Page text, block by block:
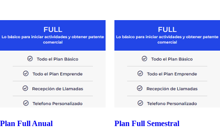
Plan Full Anual Plan Full Semestral